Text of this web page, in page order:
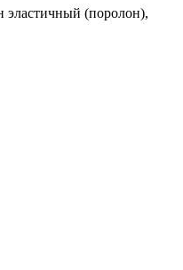
эластичный (поролон),